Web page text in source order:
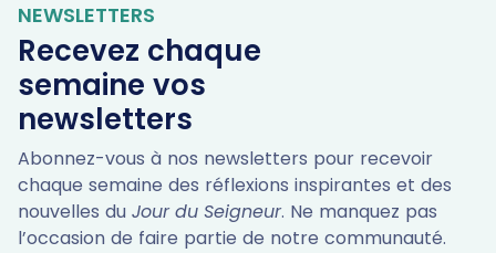
NEWSLETTERS
Recevez chaque
semaine vos
newsletters
Abonnez-vous à nos newsletters pour recevoir
chaque semaine des réflexions inspirantes et des
nouvelles du Jour du Seigneur. Ne manquez pas
l’occasion de faire partie de notre communauté.